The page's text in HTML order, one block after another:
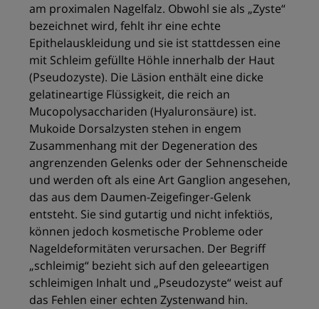
am proximalen Nagelfalz. Obwohl sie als „Zyste“
bezeichnet wird, fehlt ihr eine echte
Epithelauskleidung und sie ist stattdessen eine
mit Schleim gefüllte Höhle innerhalb der Haut
(Pseudozyste). Die Läsion enthält eine dicke
gelatineartige Flüssigkeit, die reich an
Mucopolysacchariden (Hyaluronsäure) ist.
Mukoide Dorsalzysten stehen in engem
Zusammenhang mit der Degeneration des
angrenzenden Gelenks oder der Sehnenscheide
und werden oft als eine Art Ganglion angesehen,
das aus dem Daumen-Zeigefinger-Gelenk
entsteht. Sie sind gutartig und nicht infektiös,
können jedoch kosmetische Probleme oder
Nageldeformitäten verursachen. Der Begriff
„schleimig“ bezieht sich auf den geleeartigen
schleimigen Inhalt und „Pseudozyste“ weist auf
das Fehlen einer echten Zystenwand hin.